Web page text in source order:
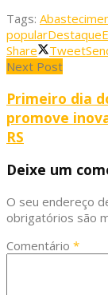
Tags:
popularDestaque
Share
Tweet
Next Post
Primeiro dia
promove
RS
Deixe um
O seu endereço
obrigatórios são
Comentário *